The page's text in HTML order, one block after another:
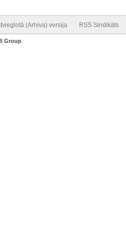
(Arhiva) versija RSS Sindikāts
Group